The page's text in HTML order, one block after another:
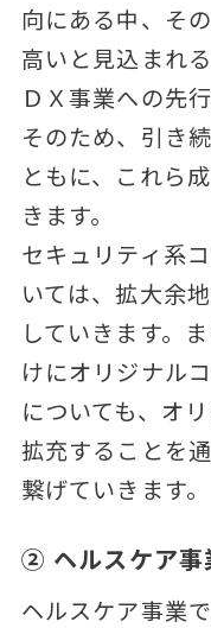
向にある中、そ
高いと見込まれ
ＤＸ事業への先
そのため、引き
ともに、これら
きます。
セキュリティ系
いては、拡大余
していきます。
けにオリジナル
についても、オ
拡充することを
繋げていきます。
② ヘルスケア事
ヘルスケア事業